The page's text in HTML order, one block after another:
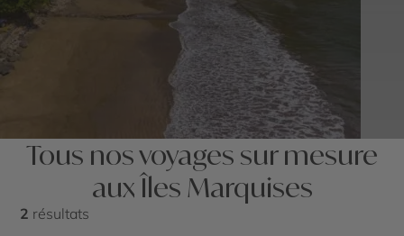
Tous nos voyages sur mesure
aux Îles Marquises
2 résultats